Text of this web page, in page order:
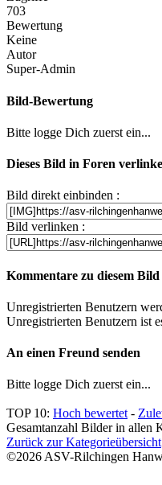
703
Bewertung
Keine
Autor
Super-Admin
Bild-Bewertung
Bitte logge Dich zuerst ein...
Dieses Bild in Foren
Bild direkt einbinden :
Bild verlinken :
Kommentare zu diesem Bild
Unregistrierten Benutzern
Unregistrierten Benutzern ist
An einen Freund senden
Bitte logge Dich zuerst ein...
TOP 10: Hoch bewertet-
Gesamtanzahl Bilder in allen
Zurück zur Kategorieübersicht
©2026 ASV-Rilchingen